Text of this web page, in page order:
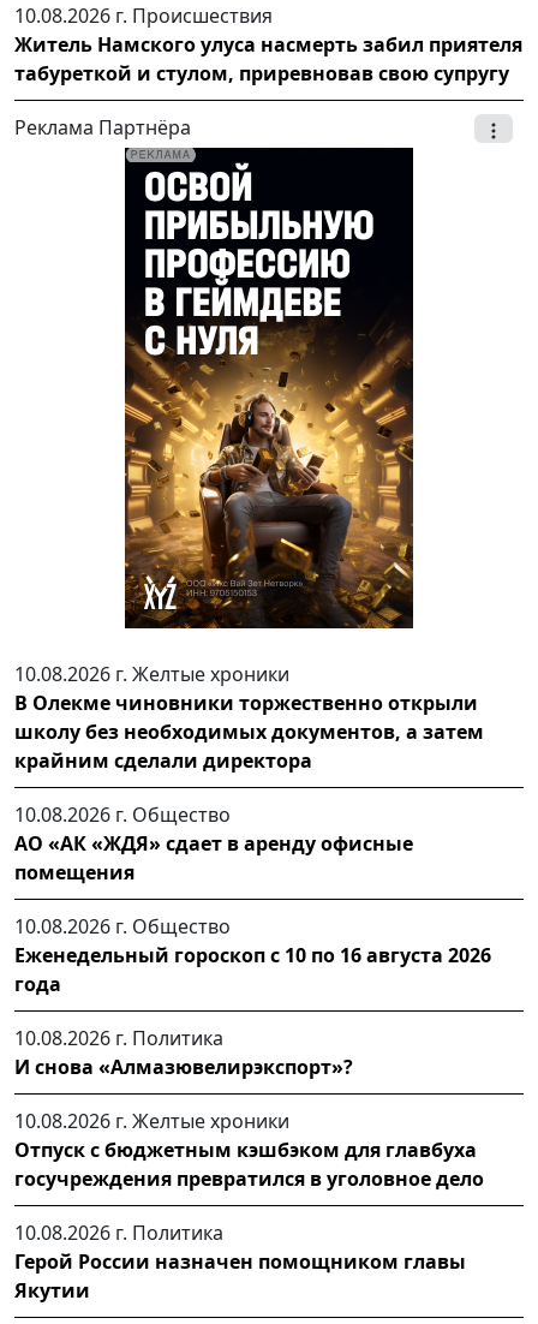
10.08.2026 г. Происшествия
Житель Намского улуса насмерть забил приятеля
табуреткой и стулом, приревновав свою супругу
Реклама Партнёра
10.08.2026 г. Желтые хроники
В Олекме чиновники торжественно открыли
школу без необходимых документов, а затем
крайним сделали директора
10.08.2026 г. Общество
АО «АК «ЖДЯ» сдает в аренду офисные
помещения
10.08.2026 г. Общество
Еженедельный гороскоп с 10 по 16 августа 2026
года
10.08.2026 г. Политика
И снова «Алмазювелирэкспорт»?
10.08.2026 г. Желтые хроники
Отпуск с бюджетным кэшбэком для главбуха
госучреждения превратился в уголовное дело
10.08.2026 г. Политика
Герой России назначен помощником главы
Якутии